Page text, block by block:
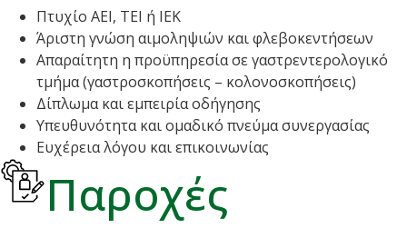
Πτυχίο ΑΕΙ, ΤΕΙ ή ΙΕΚ
Άριστη γνώση αιμοληψιών και φλεβοκεντήσεων
Απαραίτητη η προϋπηρεσία σε γαστρεντερολογικό
τμήμα (γαστροσκοπήσεις – κολονοσκοπήσεις)
Δίπλωμα και εμπειρία οδήγησης
Υπευθυνότητα και ομαδικό πνεύμα συνεργασίας
Ευχέρεια λόγου και επικοινωνίας
Παροχές